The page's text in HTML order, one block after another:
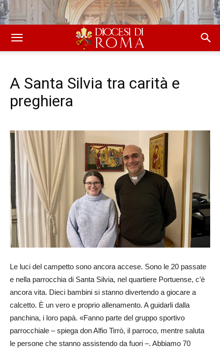
A Santa Silvia tra carità e
preghiera
Le luci del campetto sono ancora accese. Sono le 20 passate
e nella parrocchia di Santa Silvia, nel quartiere Portuense, c’è
ancora vita. Dieci bambini si stanno divertendo a giocare a
calcetto. È un vero e proprio allenamento. A guidarli dalla
panchina, i loro papà. «Fanno parte del gruppo sportivo
parrocchiale – spiega don Alfio Tirrò, il parroco, mentre saluta
le persone che stanno assistendo da fuori –. Abbiamo 70